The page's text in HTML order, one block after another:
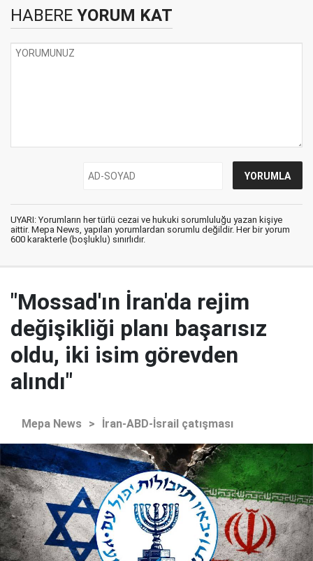
HABERE YORUM KAT
UYARI: Yorumların her türlü cezai ve hukuki sorumluluğu yazan kişiye
aittir. Mepa News, yapılan yorumlardan sorumlu değildir. Her bir yorum
600 karakterle (boşluklu) sınırlıdır.
"Mossad'ın İran'da rejim
değişikliği planı başarısız
oldu, iki isim görevden
alındı"
Mepa News > İran-ABD-İsrail çatışması